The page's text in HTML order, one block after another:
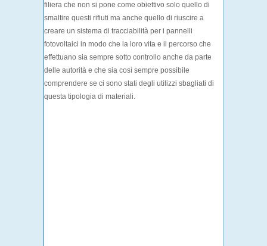
filiera che non si pone come obiettivo solo quello di
smaltire questi rifiuti ma anche quello di riuscire a
creare un sistema di tracciabilità per i pannelli
fotovoltaici in modo che la loro vita e il percorso che
effettuano sia sempre sotto controllo anche da parte
delle autorità e che sia così sempre possibile
comprendere se ci sono stati degli utilizzi sbagliati di
questa tipologia di materiali.